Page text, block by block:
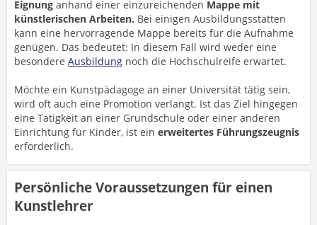
Eignung anhand einer einzureichenden Mappe mit
künstlerischen Arbeiten. Bei einigen Ausbildungsstätten
kann eine hervorragende Mappe bereits für die Aufnahme
genügen. Das bedeutet: In diesem Fall wird weder eine
besondere Ausbildung noch die Hochschulreife erwartet.
Möchte ein Kunstpädagoge an einer Universität tätig sein,
wird oft auch eine Promotion verlangt. Ist das Ziel hingegen
eine Tätigkeit an einer Grundschule oder einer anderen
Einrichtung für Kinder, ist ein erweitertes Führungszeugnis
erforderlich.
Persönliche Voraussetzungen für einen
Kunstlehrer